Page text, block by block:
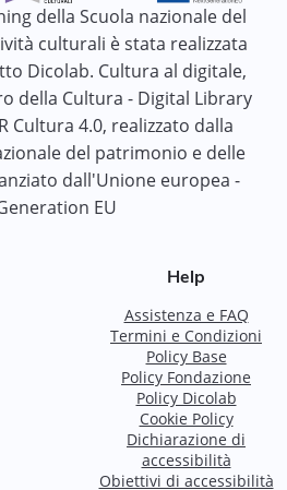
della Scuola nazionale del
culturali è stata realizzata
Dicolab. Cultura al digitale,
della Cultura - Digital Library
Cultura 4.0, realizzato dalla
del patrimonio e delle
dall'Unione europea -
EU
Help
Assistenza e FAQ
Termini e Condizioni
Policy Base
Policy Fondazione
Policy Dicolab
Cookie Policy
Dichiarazione di
accessibilità
Obiettivi di accessibilità